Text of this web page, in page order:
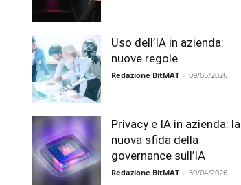
Uso dell’IA in azienda:
nuove regole
Redazione BitMAT - 09/05/2026
Privacy e IA in azienda: la
nuova sfida della
governance sull’IA
Redazione BitMAT - 30/04/2026